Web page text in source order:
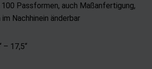
100 Passformen, auch Maßanfertigung,
im Nachhinein änderbar
– 17,5“